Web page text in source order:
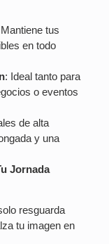
tus
en todo
: Ideal tanto para
o eventos
de alta
y una
Jornada
resguarda
tu imagen en